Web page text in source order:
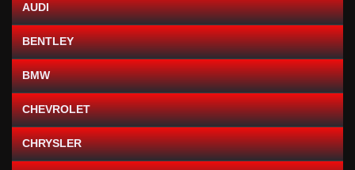
AUDI
BENTLEY
BMW
CHEVROLET
CHRYSLER